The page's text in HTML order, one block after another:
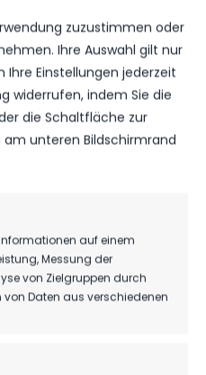
zuzustimmen oder
Ihre Auswahl gilt nur
Ihre Einstellungen jederzeit
widerrufen, indem Sie die
die Schaltfläche zur
unteren Bildschirmrand
auf einem
Messung der
von Zielgruppen durch
Daten aus verschiedenen